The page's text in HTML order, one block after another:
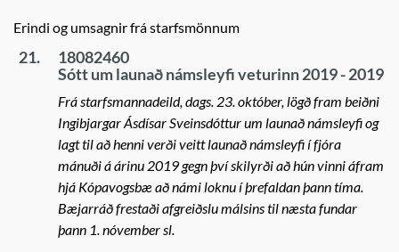
Erindi og umsagnir frá starfsmönnum
21.
18082460
Sótt um launað námsleyfi veturinn 2019 - 2019
Frá starfsmannadeild, dags. 23. október, lögð fram beiðni
Ingibjargar Ásdísar Sveinsdóttur um launað námsleyfi og
lagt til að henni verði veitt launað námsleyfi í fjóra
mánuði á árinu 2019 gegn því skilyrði að hún vinni áfram
hjá Kópavogsbæ að námi loknu í þrefaldan þann tíma.
Bæjarráð frestaði afgreiðslu málsins til næsta fundar
þann 1. nóvember sl.